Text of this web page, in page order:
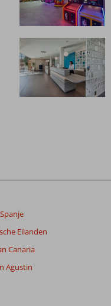
Eilanden
Canaria
Agustin